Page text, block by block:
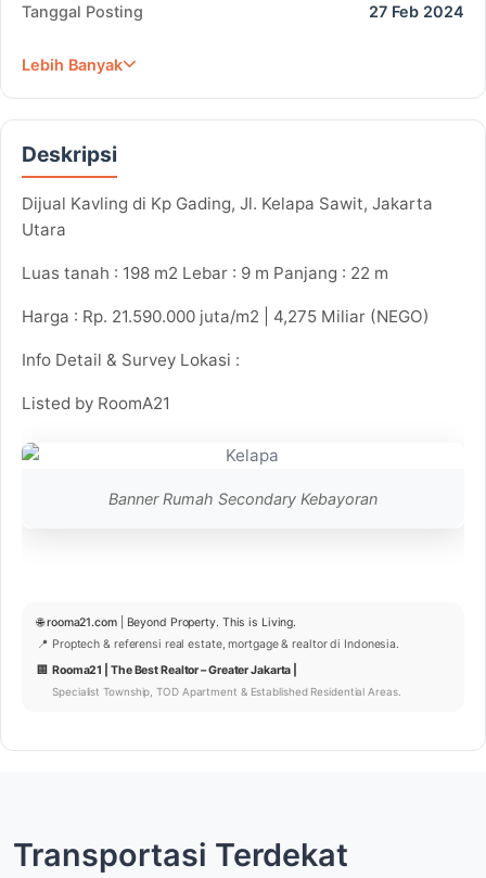
Tanggal Posting 27 Feb 2024
Lebih Banyak
Deskripsi
Dijual Kavling di Kp Gading, Jl. Kelapa Sawit, Jakarta
Utara
Luas tanah : 198 m2 Lebar : 9 m Panjang : 22 m
Harga : Rp. 21.590.000 juta/m2 | 4,275 Miliar (NEGO)
Info Detail & Survey Lokasi :
Listed by RoomA21
Banner Rumah Secondary Kebayoran
🌐rooma21.com| Beyond Property. This is Living.
📍 Proptech & referensi real estate, mortgage & realtor di Indonesia.
🏢 Rooma21 | The Best Realtor – Greater Jakarta |
Specialist Township, TOD Apartment & Established Residential Areas.
Transportasi Terdekat